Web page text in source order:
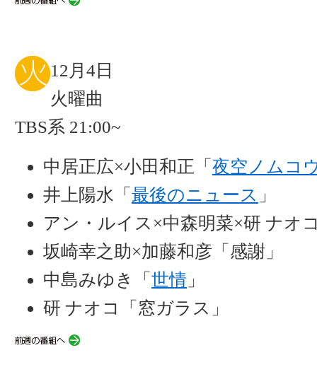
12月4日
火曜曲
TBS系 21:00~
中居正広×小田和正「 夜空ノムコ
井上陽水「 最後のニュース 」
アン・ルイス×中森明菜×研 ナオ
坂崎幸之助×加藤和彦「感謝」
中島みゆき「 世情 」
研 ナオコ「窓ガラス」